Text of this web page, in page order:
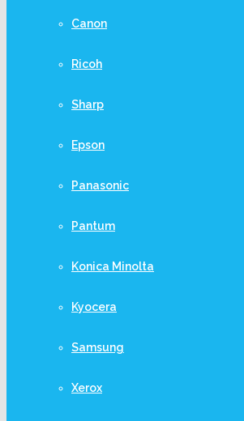
Canon
Ricoh
Sharp
Epson
Panasonic
Pantum
Konica Minolta
Kyocera
Samsung
Xerox